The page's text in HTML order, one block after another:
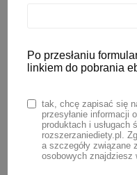
doskonały
tylko doznań
w przygotowaniu
sprawdzi się
niemowlaka
po wystudzeniu
Po przesłaniu
linkiem do pobrania
tak, chcę zapisać się
przesyłanie informacji
produktach i usługach
rozszerzaniediety.pl.
a szczegóły związane
osobowych znajdziesz